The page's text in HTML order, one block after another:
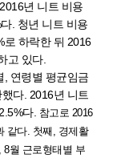
년 니트 비용
. 청년 니트 비용
로 하락한 뒤 2016
고 있다.
, 연령별 평균임금
다. 2016년 니트
다. 참고로 2016
같다. 첫째, 경제활
8월 근로형태별 부